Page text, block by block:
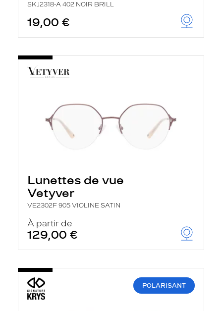
SKJ2318-A 402 NOIR BRILL
19,00 €
Lunettes de vue
Vetyver
VE2302F 905 VIOLINE SATIN
À partir de
129,00 €
POLARISANT